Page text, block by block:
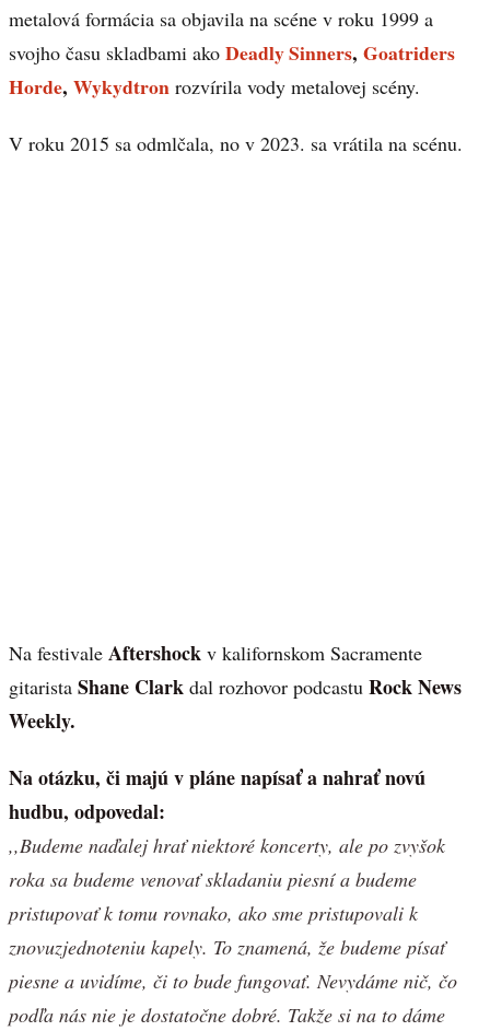
metalová formácia sa objavila na scéne v roku 1999 a
svojho času skladbami ako Deadly Sinners, Goatriders
Horde, Wykydtron rozvírila vody metalovej scény.
V roku 2015 sa odmlčala, no v 2023. sa vrátila na scénu.
Na festivale Aftershock v kalifornskom Sacramente
gitarista Shane Clark dal rozhovor podcastu Rock News
Weekly.
Na otázku, či majú v pláne napísať a nahrať novú
hudbu, odpovedal:
,,Budeme naďalej hrať niektoré koncerty, ale po zvyšok
roka sa budeme venovať skladaniu piesní a budeme
pristupovať k tomu rovnako, ako sme pristupovali k
znovuzjednoteniu kapely. To znamená, že budeme písať
piesne a uvidíme, či to bude fungovať. Nevydáme nič, čo
podľa nás nie je dostatočne dobré. Takže si na to dáme